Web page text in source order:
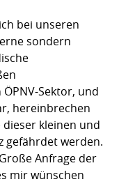
bei unseren
sondern
Sektor, und
hereinbrechen
kleinen und
gefährdet werden.
Anfrage der
mir wünschen